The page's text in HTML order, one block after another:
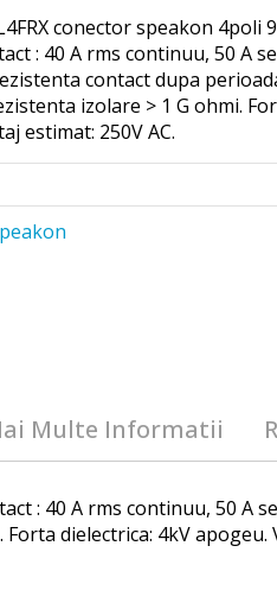
conector speakon 4poli
: 40 A rms continuu, 50 A
contact dupa
izolare > 1 G ohmi.
estimat: 250V AC.
: 40 A rms continuu, 50 A
dielectrica: 4kV apogeu.
Multe Informatii